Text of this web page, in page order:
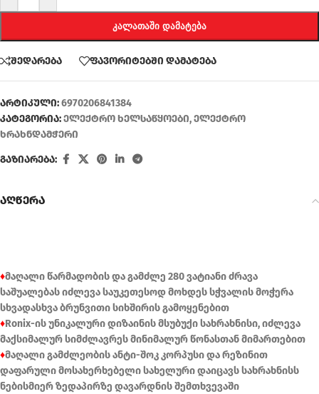
ᲙᲐᲚᲐᲗᲐᲨᲘ ᲓᲐᲛᲐᲢᲔᲑᲐ
შედარება ფავორიტებში დამატება
არტიკული:6970206841384
კატეგორია:ელექტრო ხელსაწყოები,ელექტრო
ხრახნდამჭერი
გაზიარება:
აღწერა
♦მაღალი წარმადობის და გამძლე 280 ვატიანი ძრავა
საშუალებას იძლევა საუკეთესოდ მოხდეს სჭვალის მოჭერა
სხვადასხვა ბრუნვითი სიხშირის გამოყენებით
♦Ronix-ის უნიკალური დიზაინის მსუბუქი სახრახნისი, იძლევა
მაქსიმალურ სიმძლავრეს მინიმალურ წონასთან მიმართებით
♦მაღალი გამძლეობის ანტი-შოკ კორპუსი და რეზინით
დაფარული მოსახერხებელი სახელური დაიცავს სახრახნისს
ნებისმიერ ზედაპირზე დავარდნის შემთხვევაში